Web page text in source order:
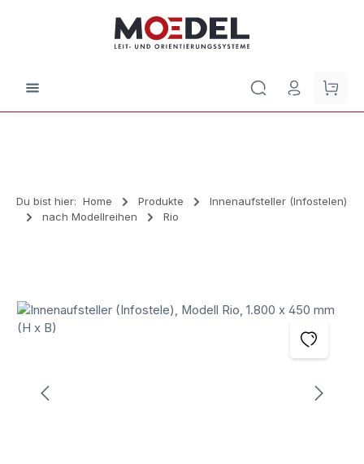
Zum Hauptinhalt springen
Du bist hier: Home Produkte
Innenaufsteller (Infostelen)
nach Modellreihen
Rio
Bildergalerie überspringen